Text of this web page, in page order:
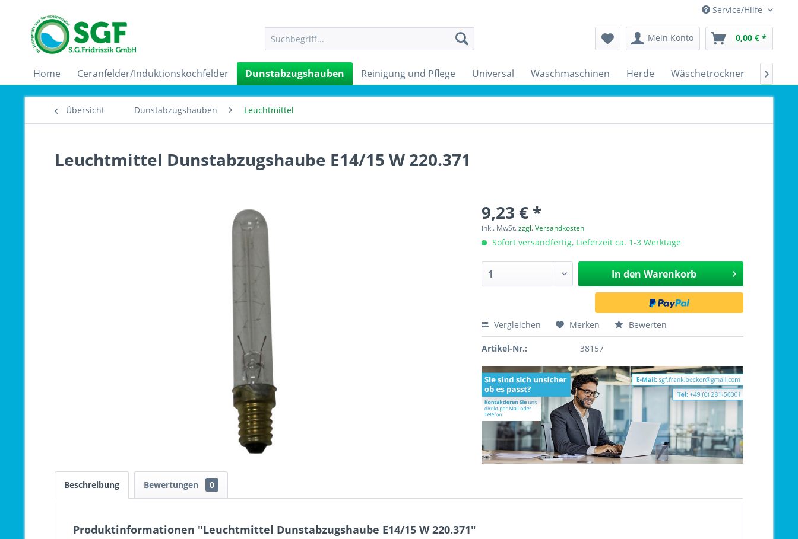
Service/Hilfe
Mein Konto 0,00 € *
Home Ceranfelder/Induktionskochfelder Dunstabzugshauben Reinigung und Pflege Universal Waschmaschinen Herde Wäschetrockner 
Übersicht Dunstabzugshauben Leuchtmittel
Leuchtmittel Dunstabzugshaube E14/15 W 220.371
9,23 € *
inkl. MwSt.zzgl. Versandkosten
Sofort versandfertig, Lieferzeit ca. 1-3 Werktage
In den Warenkorb
Vergleichen Merken Bewerten
Artikel-Nr.: 38157
Beschreibung Bewertungen 0
Produktinformationen "Leuchtmittel Dunstabzugshaube E14/15 W 220.371"